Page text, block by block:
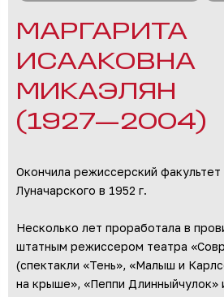
МАРГАРИТА
ИСААКОВНА
МИКАЭЛЯН
(1927—2004)
Окончила режиссерский
Луначарского в 1952 г.
Несколько лет проработала в
штатным режиссером театра
(спектакли «Тень», «Малыш и
на крыше», «Пеппи Длинныйчулок»